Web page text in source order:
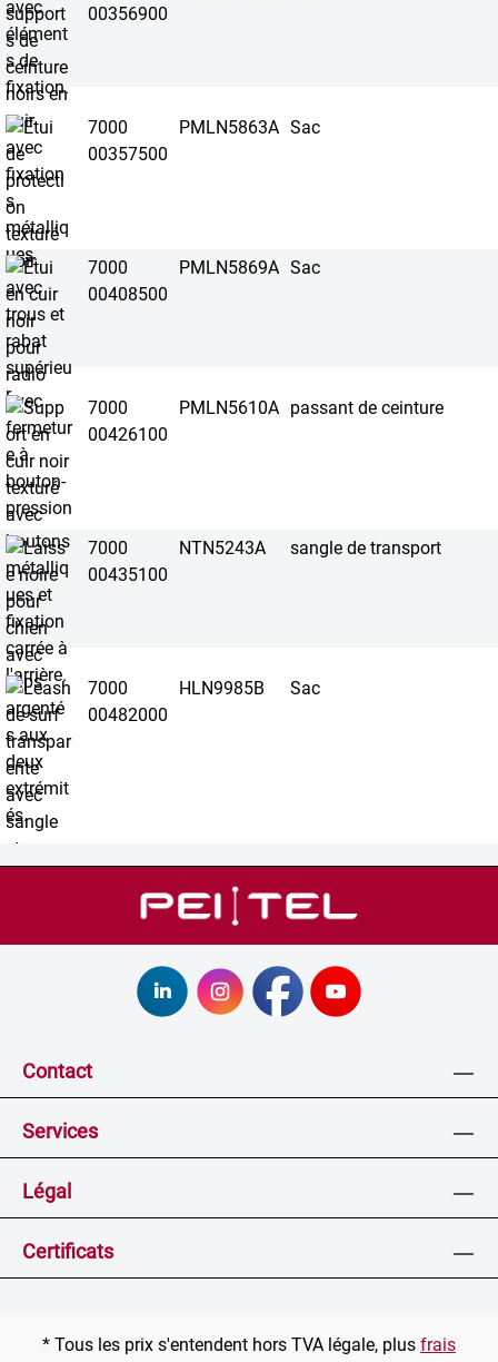
00356900
7000
00357500
PMLN5863A Sac
7000
00408500
PMLN5869A Sac
7000
00426100
PMLN5610A passant de ceinture
7000
00435100
NTN5243A sangle de transport
7000
00482000
HLN9985B Sac
Contact
Services
Légal
Certificats
* Tous les prix s'entendent hors TVA légale, plus frais